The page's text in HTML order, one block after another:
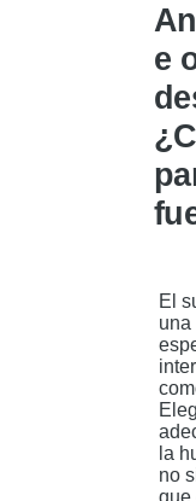
e
El
una
la
no
que